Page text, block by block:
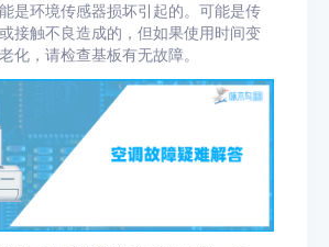
是环境传感器损坏引起的。可能是传
接触不良造成的，但如果使用时间变
化，请检查基板有无故障。